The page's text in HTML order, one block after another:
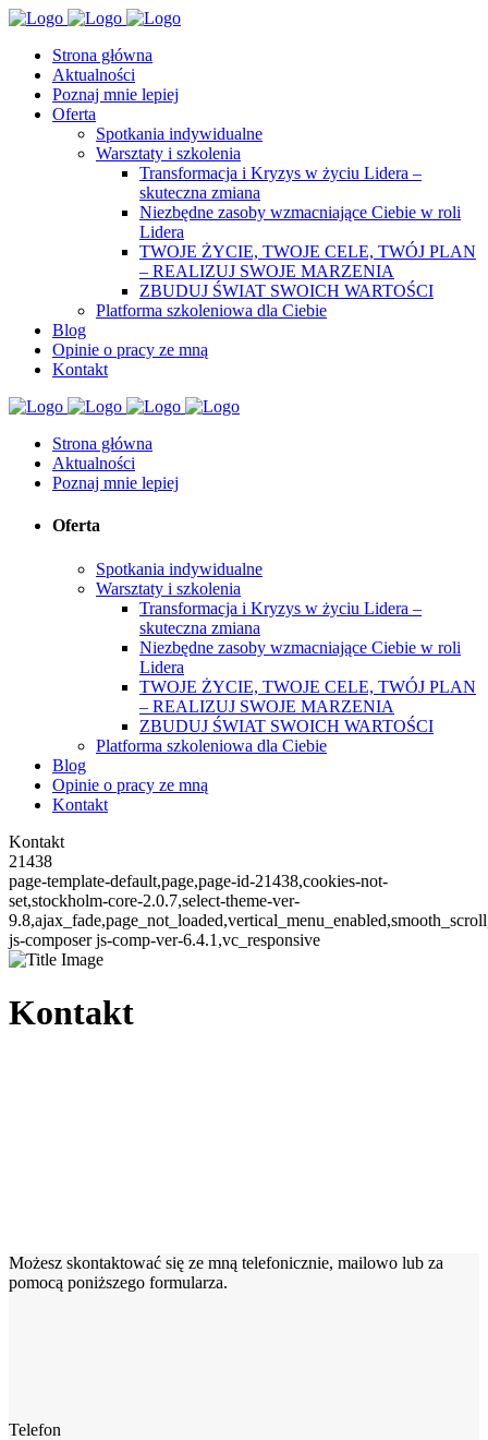
Strona główna
Aktualności
Poznaj mnie lepiej
Oferta
Spotkania indywidualne
Warsztaty i szkolenia
Transformacja i Kryzys w życiu Lidera –
skuteczna zmiana
Niezbędne zasoby wzmacniające Ciebie w roli
Lidera
TWOJE ŻYCIE, TWOJE CELE, TWÓJ PLAN
– REALIZUJ SWOJE MARZENIA
ZBUDUJ ŚWIAT SWOICH WARTOŚCI
Platforma szkoleniowa dla Ciebie
Blog
Opinie o pracy ze mną
Kontakt
Strona główna
Aktualności
Poznaj mnie lepiej
Oferta
Spotkania indywidualne
Warsztaty i szkolenia
Transformacja i Kryzys w życiu Lidera –
skuteczna zmiana
Niezbędne zasoby wzmacniające Ciebie w roli
Lidera
TWOJE ŻYCIE, TWOJE CELE, TWÓJ PLAN
– REALIZUJ SWOJE MARZENIA
ZBUDUJ ŚWIAT SWOICH WARTOŚCI
Platforma szkoleniowa dla Ciebie
Blog
Opinie o pracy ze mną
Kontakt
Kontakt
21438
page-template-default,page,page-id-21438,cookies-not-
set,stockholm-core-2.0.7,select-theme-ver-
js-composer js-comp-ver-6.4.1,vc_responsive
Kontakt
Możesz skontaktować się ze mną telefonicznie, mailowo lub za
pomocą poniższego formularza.
Telefon